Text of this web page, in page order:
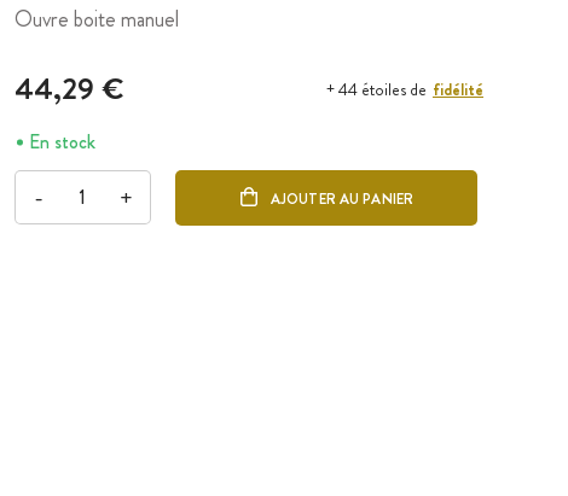
Ouvre boite manuel
44,29 € + 44 étoiles de fidélité
En stock
- + AJOUTER AU PANIER